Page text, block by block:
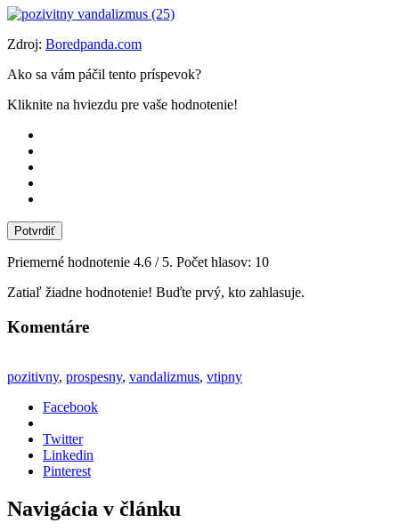
Zdroj: Boredpanda.com
Ako sa vám páčil tento príspevok?
Kliknite na hviezdu pre vaše hodnotenie!
Potvrdiť
Priemerné hodnotenie 4.6 / 5. Počet hlasov: 10
Zatiaľ žiadne hodnotenie! Buďte prvý, kto zahlasuje.
Komentáre
pozitivny, prospesny, vandalizmus, vtipny
Facebook
Twitter
Linkedin
Pinterest
Navigácia v článku